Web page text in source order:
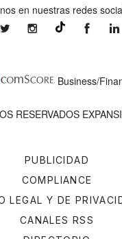
PUBLICIDAD
COMPLIANCE
LEGAL Y DE
CANALES RSS
en nuestras redes
expansionmxexpansionmx
Business/
RESERVADOS